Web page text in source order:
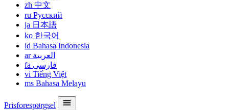
zh 中文
ru Русский
ja 日本語
ko 한국어
id Bahasa Indonesia
ar العربية
fa فارسی
vi Tiếng Việt
ms Bahasa Melayu
Prisforespørgsel